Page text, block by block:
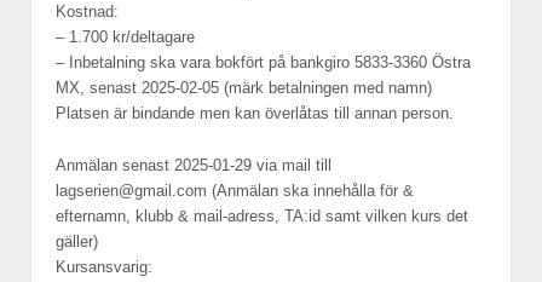
Kostnad:
– 1.700 kr/deltagare
– Inbetalning ska vara bokfört på bankgiro 5833-3360 Östra
MX, senast 2025-02-05 (märk betalningen med namn)
Platsen är bindande men kan överlåtas till annan person.
Anmälan senast 2025-01-29 via mail till
lagserien@gmail.com (Anmälan ska innehålla för &
efternamn, klubb & mail-adress, TA:id samt vilken kurs det
gäller)
Kursansvarig: